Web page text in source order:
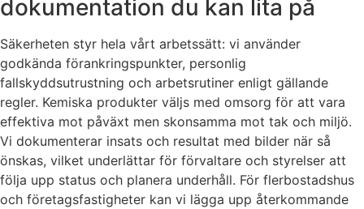
dokumentation du kan lita på
Säkerheten styr hela vårt arbetssätt: vi använder
godkända förankringspunkter, personlig
fallskyddsutrustning och arbetsrutiner enligt gällande
regler. Kemiska produkter väljs med omsorg för att vara
effektiva mot påväxt men skonsamma mot tak och miljö.
Vi dokumenterar insats och resultat med bilder när så
önskas, vilket underlättar för förvaltare och styrelser att
följa upp status och planera underhåll. För flerbostadshus
och företagsfastigheter kan vi lägga upp återkommande